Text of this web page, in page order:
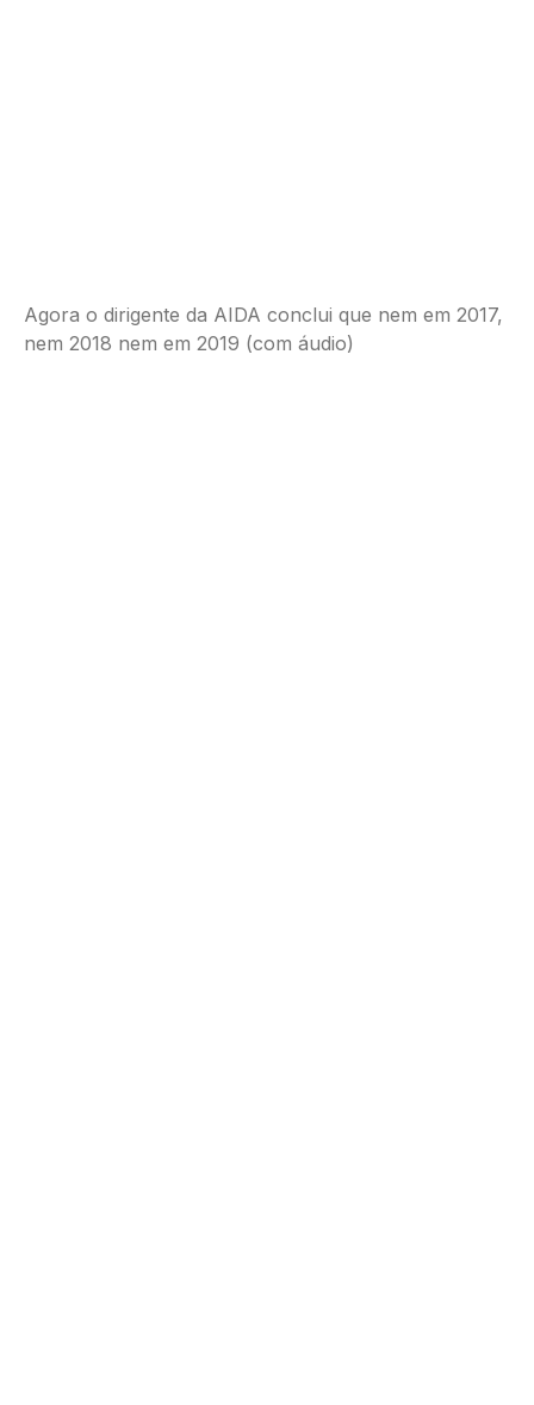
Agora o dirigente da AIDA conclui que nem em 2017,
nem 2018 nem em 2019 (com áudio)